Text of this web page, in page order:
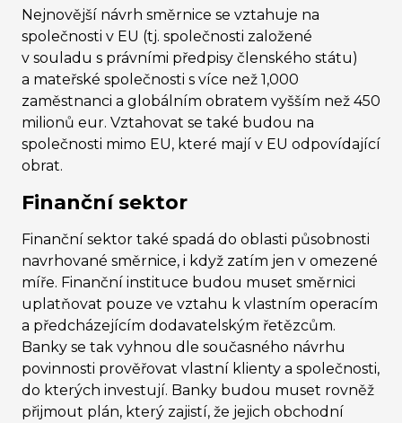
Nejnovější návrh směrnice se vztahuje na
společnosti v EU (tj. společnosti založené
v souladu s právními předpisy členského státu)
a mateřské společnosti s více než 1,000
zaměstnanci a globálním obratem vyšším než 450
milionů eur. Vztahovat se také budou na
společnosti mimo EU, které mají v EU odpovídající
obrat.
Finanční sektor
Finanční sektor také spadá do oblasti působnosti
navrhované směrnice, i když zatím jen v omezené
míře. Finanční instituce budou muset směrnici
uplatňovat pouze ve vztahu k vlastním operacím
a předcházejícím dodavatelským řetězcům.
Banky se tak vyhnou dle současného návrhu
povinnosti prověřovat vlastní klienty a společnosti,
do kterých investují. Banky budou muset rovněž
přijmout plán, který zajistí, že jejich obchodní